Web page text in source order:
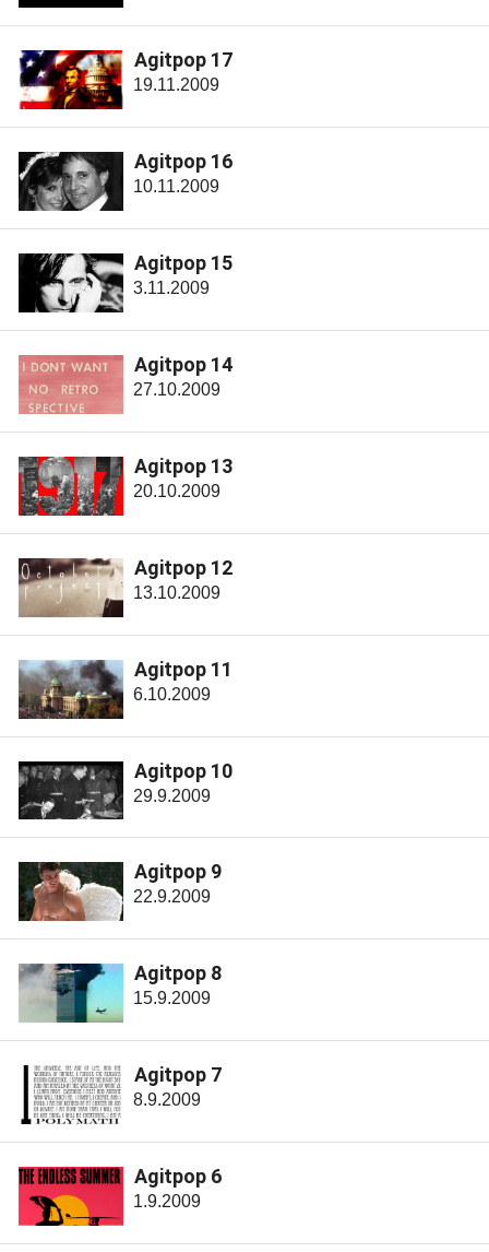
Agitpop 17
19.11.2009
Agitpop 16
10.11.2009
Agitpop 15
3.11.2009
Agitpop 14
27.10.2009
Agitpop 13
20.10.2009
Agitpop 12
13.10.2009
Agitpop 11
6.10.2009
Agitpop 10
29.9.2009
Agitpop 9
22.9.2009
Agitpop 8
15.9.2009
Agitpop 7
8.9.2009
Agitpop 6
1.9.2009